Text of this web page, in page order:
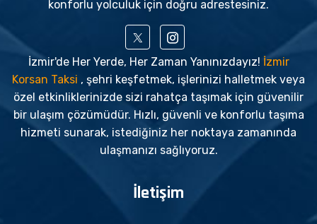
konforlu yolculuk için doğru adrestesiniz.
İzmir'de Her Yerde, Her Zaman Yanınızdayız! İzmir
Korsan Taksi , şehri keşfetmek, işlerinizi halletmek veya
özel etkinliklerinizde sizi rahatça taşımak için güvenilir
bir ulaşım çözümüdür. Hızlı, güvenli ve konforlu taşıma
hizmeti sunarak, istediğiniz her noktaya zamanında
ulaşmanızı sağlıyoruz.
İletişim